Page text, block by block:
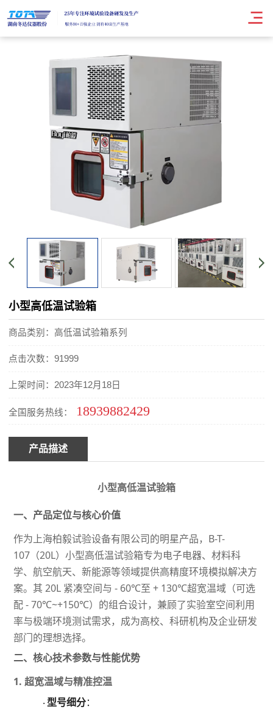
小型高低温试验箱
商品类别：高低温试验箱系列
点击次数：91999
上架时间：2023年12月18日
全国服务热线： 18939882429
产品描述
小型高低温试验箱
一、产品定位与核心价值
作为上海柏毅试验设备有限公司的明星产品， B-T-
107（20L）小型高低温试验箱专为电子电器、材料科
学、航空航天、新能源等领域提供高精度环境模拟解决方
案。其 20L 紧凑空间与 - 60℃至 + 130℃超宽温域（可选
配 - 70℃~+150℃）的组合设计，兼顾了实验室空间利用
率与极端环境测试需求，成为高校、科研机构及企业研发
部门的理想选择。
二、核心技术参数与性能优势
1. 超宽温域与精准控温
·型号细分：